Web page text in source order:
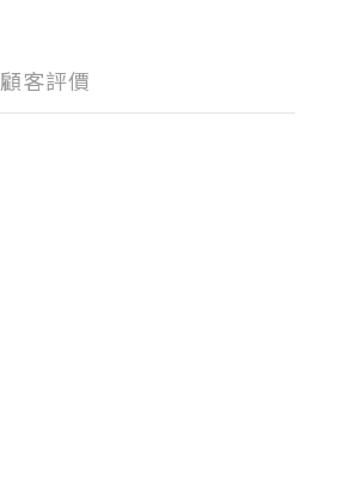
顧客評價